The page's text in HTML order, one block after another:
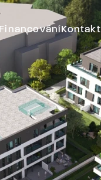
Financování Kontakt